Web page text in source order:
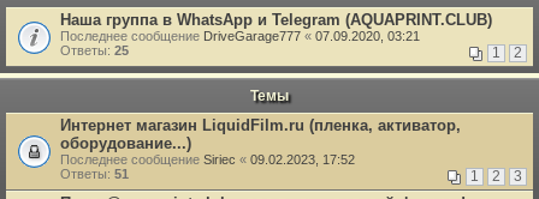
Наша группа в WhatsApp и Telegram (AQUAPRINT.CLUB)
Последнее сообщение DriveGarage777 « 07.09.2020, 03:21
Ответы: 25 1 2
Темы
Интернет магазин LiquidFilm.ru (пленка, активатор,
оборудование...)
Последнее сообщение Siriec « 09.02.2023, 17:52
Ответы: 51 1 2 3